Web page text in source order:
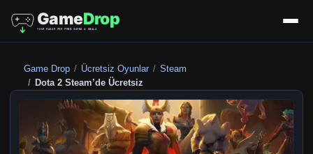
Game Drop Ücretsiz Oyunlar
Steam
Dota 2 Steam’de Ücretsiz